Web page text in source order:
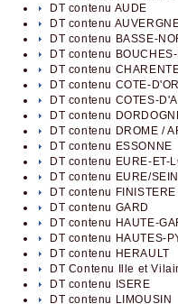
DT contenu AUDE
DT contenu
DT contenu BASSE-
DT contenu
DT contenu
DT contenu COTE-D'OR
DT contenu COTES-
DT contenu
DT contenu DROME /
DT contenu ESSONNE
DT contenu EURE-ET-
DT contenu EURE/
DT contenu FINISTERE
DT contenu GARD
DT contenu HAUTE-
DT contenu HAUTES-
DT contenu HERAULT
DT Contenu Ille et
DT contenu ISERE
DT contenu LIMOUSIN